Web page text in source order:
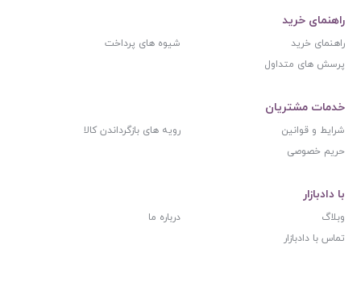
راهنمای خرید
راهنمای خرید
شیوه های پرداخت
پرسش های متداول
خدمات مشتریان
شرایط و قوانین
رویه های بازگرداندن کالا
حریم خصوصی
با دادبازار
وبلاگ
درباره ما
تماس با دادبازار